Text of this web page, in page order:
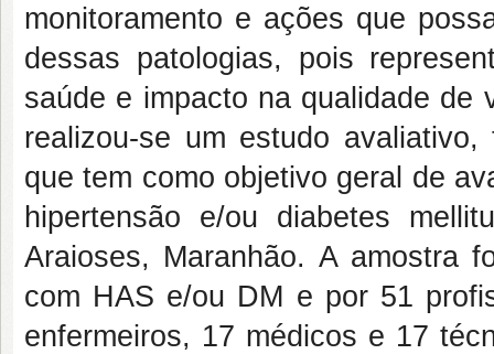
monitoramento e ações que
dessas patologias, pois
saúde e impacto na qualidade de
realizou-se um estudo
que tem como objetivo geral de
hipertensão e/ou diabetes
Araioses, Maranhão. A amostra
com HAS e/ou DM e por 51
enfermeiros, 17 médicos e 17